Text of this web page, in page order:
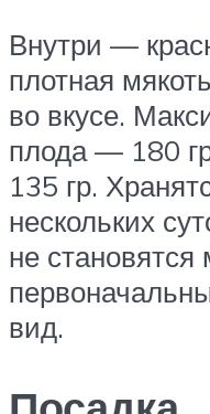
Внутри —
плотная
во вкусе.
плода — 180
135 гр.
нескольких
не становятся
вид.